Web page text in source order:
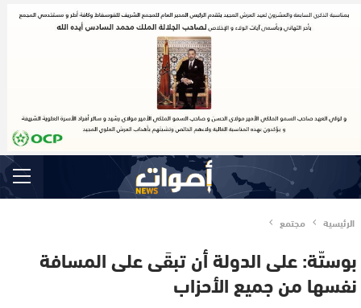
الرئيسية مجتمع
بوستّة: على الدولة أن تبقَى على المسافة
نفسها من جميع الأحزاب